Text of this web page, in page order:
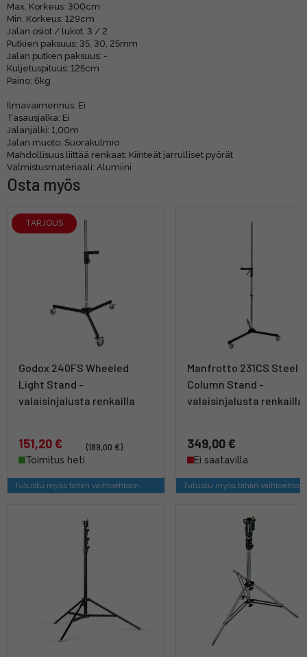
Max. Korkeus: 300cm
Min. Korkeus: 129cm
Jalan osiot / lukot: 3 / 2
Putkien paksuus: 35, 30, 25mm
Jalan putken paksuus: -
Kuljetuspituus: 125cm
Paino: 6kg
Ilmavaimennus: Ei
Tasausjalka: Ei
Jalanjälki: 1,00m
Jalan muoto: Suorakulmio
Mahdollisuus liittää renkaat: Kiinteät jarrulliset pyörät
Valmistusmateriaali: Alumiini
Osta myös
TARJOUS
Godox 240FS Wheeled
Light Stand -
valaisinjalusta renkailla
151,20 €
(189,00 €)
Toimitus heti
Tutustu myös tähän vaihtoehtoon
Manfrotto 231CS Steel
Column Stand -
valaisinjalusta renkailla
349,00 €
Ei saatavilla
Tutustu myös tähän